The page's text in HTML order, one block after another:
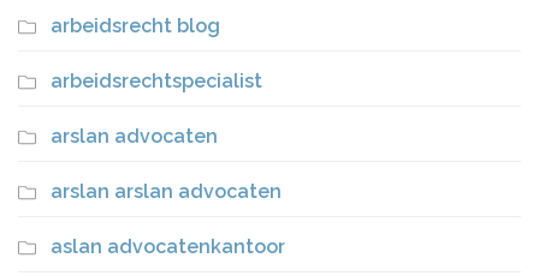
arbeidsrecht blog
arbeidsrechtspecialist
arslan advocaten
arslan arslan advocaten
aslan advocatenkantoor